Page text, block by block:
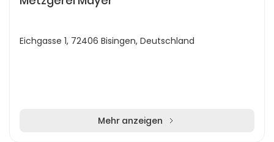
Eichgasse 1, 72406 Bisingen, Deutschland
Mehr anzeigen